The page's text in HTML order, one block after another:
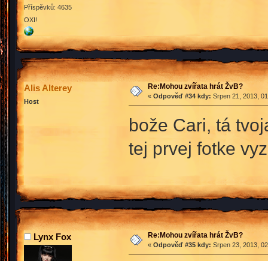
Příspěvků: 4635
OXI!
Alis Alterey
Host
Re:Mohou zvířata hrát ŽvB?
« Odpověď #34 kdy: Srpen 21, 2013,
bože Cari, tá
tej prvej fotke
Lynx Fox Re:Mohou zvířata hrát ŽvB?
« Odpověď #35 kdy: Srpen 23, 2013,